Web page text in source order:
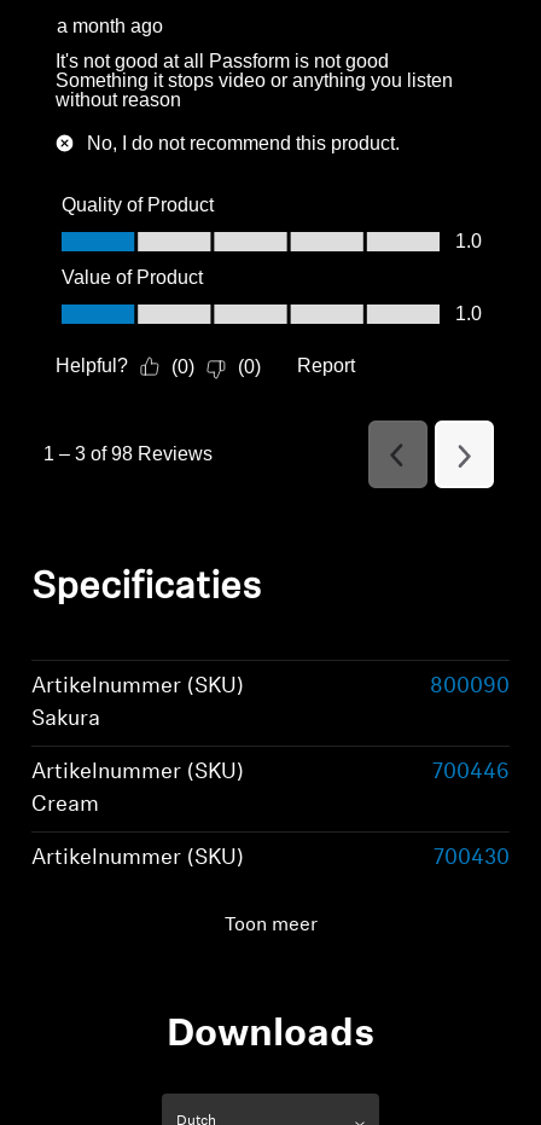
a month ago
It's not good at all Passform is not good
Something it stops video or anything you listen
without reason
No, I do not recommend this product.
Quality of Product
Quality of Product, 1.0 out of 5
1.0
Value of Product
Value of Product, 1.0 out of 5
1.0
Helpful? (0) (0) Report
1 – 3 of 98 Reviews
Previous
Reviews
Next
Reviews
Specificaties
Artikelnummer (SKU)
Sakura
800090
Artikelnummer (SKU)
Cream
700446
Artikelnummer (SKU)
700430
Toon meer
Downloads